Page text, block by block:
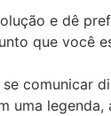
e dê
que você
comunicar
uma